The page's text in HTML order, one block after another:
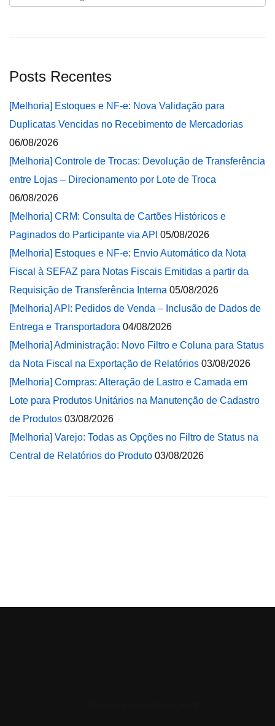
Posts Recentes
[Melhoria] Estoques e NF-e: Nova Validação para
Duplicatas Vencidas no Recebimento de Mercadorias
06/08/2026
[Melhoria] Controle de Trocas: Devolução de Transferência
entre Lojas – Direcionamento por Lote de Troca
06/08/2026
[Melhoria] CRM: Consulta de Cartões Históricos e
Paginados do Participante via API 05/08/2026
[Melhoria] Estoques e NF-e: Envio Automático da Nota
Fiscal à SEFAZ para Notas Fiscais Emitidas a partir da
Requisição de Transferência Interna 05/08/2026
[Melhoria] API: Pedidos de Venda – Inclusão de Dados de
Entrega e Transportadora 04/08/2026
[Melhoria] Administração: Novo Filtro e Coluna para Status
da Nota Fiscal na Exportação de Relatórios 03/08/2026
[Melhoria] Compras: Alteração de Lastro e Camada em
Lote para Produtos Unitários na Manutenção de Cadastro
de Produtos 03/08/2026
[Melhoria] Varejo: Todas as Opções no Filtro de Status na
Central de Relatórios do Produto 03/08/2026